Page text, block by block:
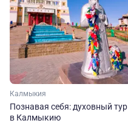
Калмыкия
Познавая себя: духовный тур
в Калмыкию